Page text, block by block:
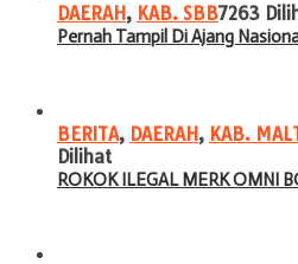
DAERAH, KAB. SBB7263
Pernah Tampil Di Ajang
BERITA, DAERAH, KAB.
Dilihat
ROKOK ILEGAL MERK OMNI